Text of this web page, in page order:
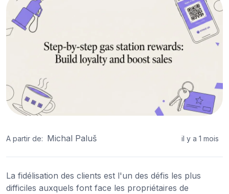
A partir de: Michal Paluš il y a 1 mois
La fidélisation des clients est l'un des défis les plus
difficiles auxquels font face les propriétaires de